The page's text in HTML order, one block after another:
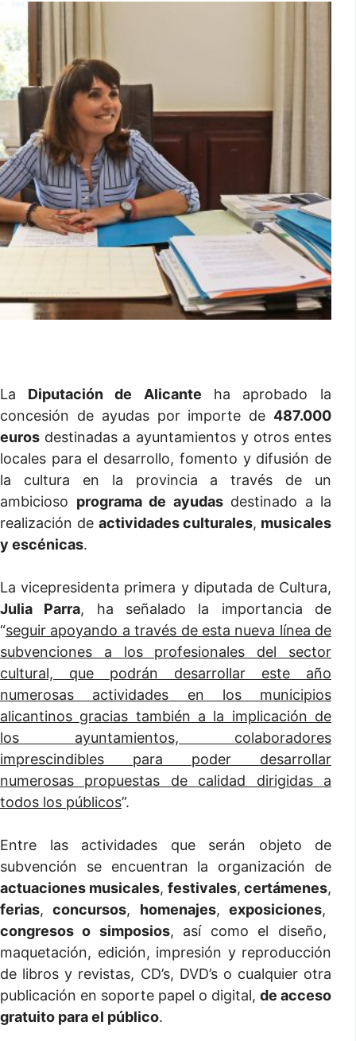
La Diputación de Alicante ha aprobado la
concesión de ayudas por importe de 487.000
euros destinadas a ayuntamientos y otros entes
locales para el desarrollo, fomento y difusión de
la cultura en la provincia a través de un
ambicioso programa de ayudasdestinado a la
realización de actividades culturales, musicales
y escénicas.
La vicepresidenta primera y diputada de Cultura,
Julia Parra, ha señalado la importancia de
“seguir apoyando a través de esta nueva línea de
subvenciones a los profesionales del sector
cultural, que podrán desarrollar este año
numerosas actividades en los municipios
alicantinos gracias también a la implicación de
los ayuntamientos, colaboradores
imprescindibles para poder desarrollar
numerosas propuestas de calidad dirigidas a
todos los públicos”.
Entre las actividades que serán objeto de
subvención se encuentran la organización de
actuaciones musicales, festivales, certámenes,
ferias, concursos, homenajes, exposiciones,
congresos o simposios, así como el diseño,
maquetación, edición, impresión y reproducción
de libros y revistas, CD’s, DVD’s o cualquier otra
publicación en soporte papel o digital, de acceso
gratuito para el público.